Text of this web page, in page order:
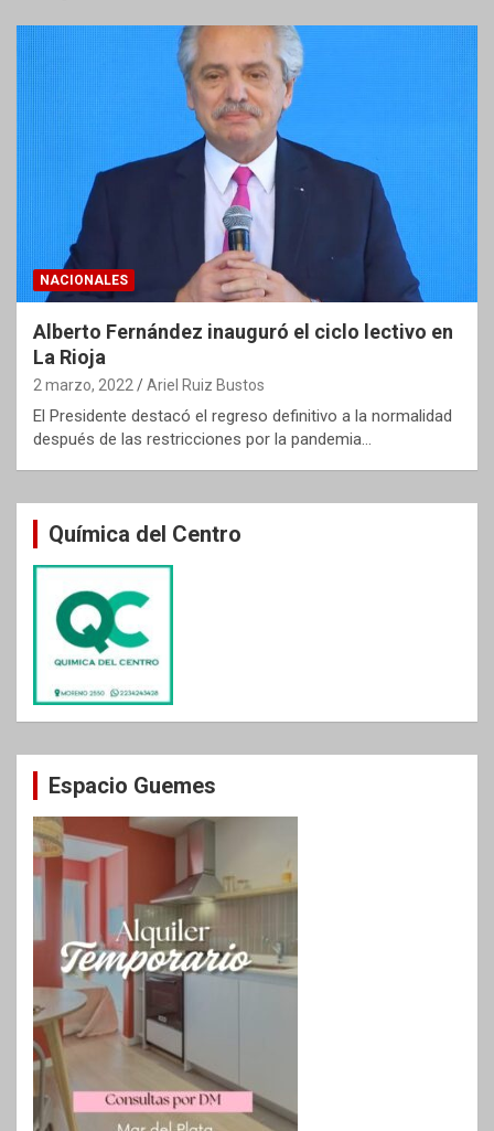
NACIONALES
Alberto Fernández inauguró el ciclo lectivo en
La Rioja
2 marzo, 2022 Ariel Ruiz Bustos
El Presidente destacó el regreso definitivo a la normalidad
después de las restricciones por la pandemia…
Química del Centro
Espacio Guemes